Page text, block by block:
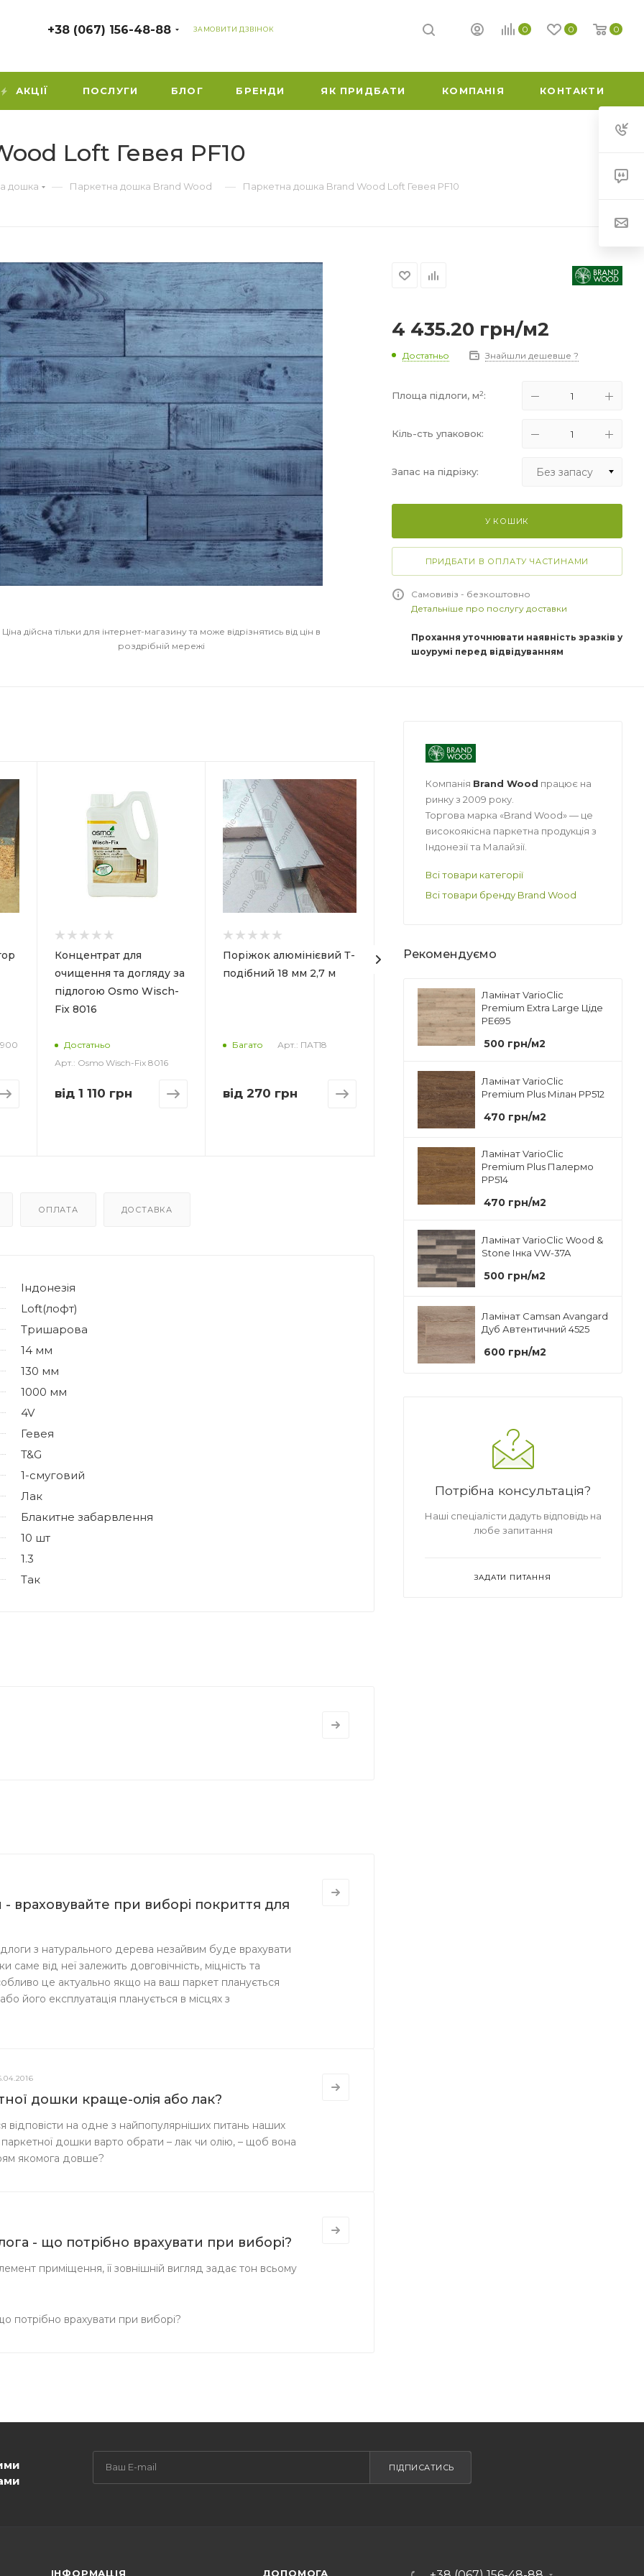
+38 (067) 156-48-88 ЗАМОВИТИ ДЗВІНОК 0 0 0
АКЦІЇ ПОСЛУГИ БЛОГ БРЕНДИ ЯК ПРИДБАТИ КОМПАНІЯ КОНТАКТИ
Loft Гевея PF10
дошка — Паркетна дошка Brand Wood — Паркетна дошка Brand Wood Loft Гевея PF10
Ціна дійсна тільки для інтернет-магазину та може відрізнятись від цін в
роздрібній мережі
4 435.20 грн/м2
Достатньо Знайшли дешевше ?
Площа підлоги, м2:
Кіль-сть упаковок:
Запас на підрізку: Без запасу
+10%
+15%
У КОШИК
ПРИДБАТИ В ОПЛАТУ ЧАСТИНАМИ
Самовивіз - безкоштовно
Детальніше про послугу доставки
Прохання уточнювати наявність зразків у
шоурумі перед відвідуванням
Концентрат для
очищення та догляду за
підлогою Osmo Wisch-
Fix 8016
Достатньо
Арт.: Osmo Wisch-Fix 8016
від 1 110 грн
Україна
Товщина
9 мм
Ширина
18 мм
Довжина
Матеріал
Поріжок алюмінієвий Т-
подібний 18 мм 2,7 м
Багато Арт.: ПАТ18
від270 грн
Країна-виробник
Німеччина
Призначення_
Під
еластичні,текстильні
покриття та
багатошаровий
паркет
можливе через_
залежно від
товщини шару) при
Витрата_
Товщина шару_
Суміш вирівнююча під
покриття та
багатошаровий паркет
Stauf XP-10
Достатньо
2 003.11 грн
Країна-виробник
Польща
Ширина
1000 мм
Корок
Форма упаковки
паркетну дошку/
від
5.5 мм
Площа в
ОПЛАТА ДОСТАВКА
Індонезія
Loft(лофт)
Тришарова
14 мм
130 мм
1000 мм
4V
Гевея
T&G
1-смуговий
Лак
Блакитне забарвлення
10 шт
1.3
Так
враховувайте при виборі покриття для
з натурального дерева незайвим буде врахувати
саме від неї залежить довговічність, міцність та
це актуально якщо на ваш паркет планується
його експлуатація планується в місцях з
дошки краще-олія або лак?
відповісти на одне з найпопулярніших питань наших
дошки варто обрати – лак чи олію, – щоб вона
якомога довше?
- що потрібно врахувати при виборі?
приміщення, її зовнішній вигляд задає тон всьому
потрібно врахувати при виборі?
Компанія Brand Wood працює на
ринку з 2009 року.
Торгова марка «Brand Wood» — це
високоякісна паркетна продукція з
Індонезії та Малайзії.
Всі товари категорії
Всі товари бренду Brand Wood
Рекомендуємо
Ламінат VarioClic
Premium Extra Large Ціде
PE695
500 грн/м2
Ламінат VarioClic
Premium Plus Мілан PP512
470 грн/м2
Ламінат VarioClic
Premium Plus Палермо
PP514
470 грн/м2
Ламінат VarioClic Wood &
Stone Інка VW-37A
500 грн/м2
Ламінат Camsan Avangard
Дуб Автентичний 4525
600 грн/м2
Потрібна консультація?
Наші спеціалісти дадуть відповідь на
любе запитання
ЗАДАТИ ПИТАННЯ
ПІДПИСАТИСЬ
ІНФОРМАЦІЯ ДОПОМОГА